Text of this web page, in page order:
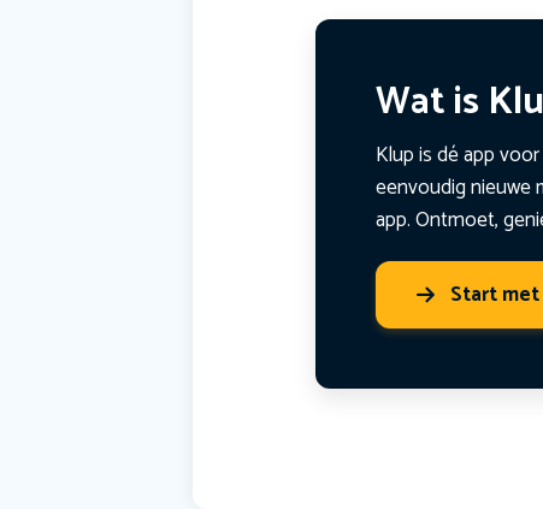
Wat is
Klup is dé app
eenvoudig nieuwe
app. Ontmoet,
Start